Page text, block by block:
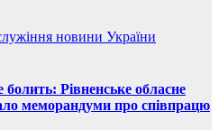
новини України
Рівненське обласне
меморандуми про співпрацю